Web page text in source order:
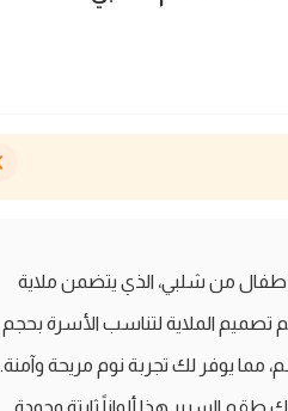
من شلبي، الذي يتضمن ملاية
مخدة صغير بحجم 50×70 سم. تم تصميم الملاية لتناسب الأسرة بحجم
حيث تأتي بأبعاد مثالية 120*200*30 سم، مما يوفر لك تجربة نوم مريحة وآمنة.
السرير هذا ألواناً ثابتة وجودة